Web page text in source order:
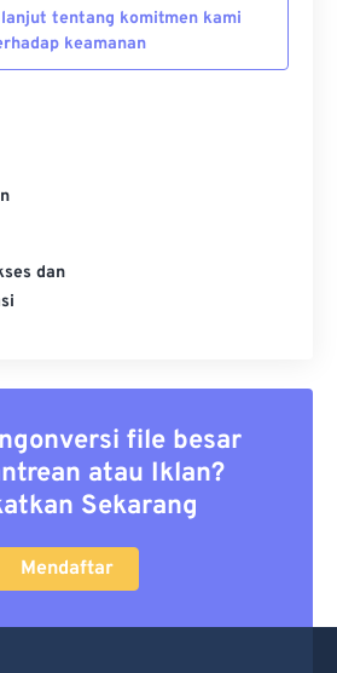
tentang komitmen kami
keamanan
dan
file besar
atau Iklan?
Sekarang
Mendaftar